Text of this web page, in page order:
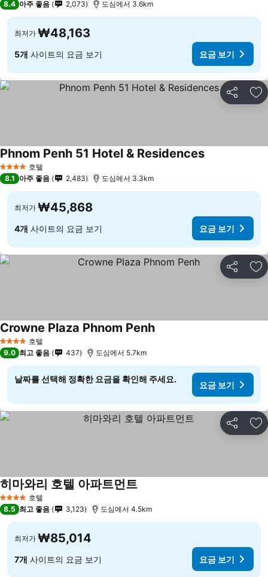
8.4 아주 좋음 2,073 도심에서 3.6km
최저가 ₩48,163
5개 사이트의 요금 보기 요금 보기
공유 즐
4 성급 호텔
Phnom Penh 51 Hotel & Residences
8.1 아주 좋음 2,483 도심에서 3.3km
최저가 ₩45,868
4개 사이트의 요금 보기 요금 보기
공유 즐
4 성급 호텔
Crowne Plaza Phnom Penh
9.0 최고 좋음 437 도심에서 5.7km
날짜를 선택해 정확한 요금을 확인해 주세요.
요금 보기
공유 즐
4 성급 호텔
히마와리 호텔 아파트먼트
8.5 최고 좋음 3,123 도심에서 4.5km
최저가 ₩85,014
7개 사이트의 요금 보기 요금 보기